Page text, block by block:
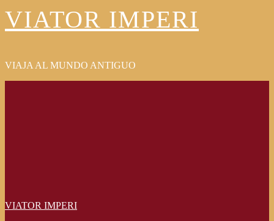
VIATOR IMPERI
VIAJA AL MUNDO ANTIGUO
VIATOR IMPERI